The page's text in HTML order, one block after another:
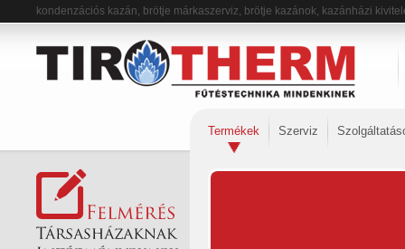
kondenzációs kazán, brötje márkaszerviz, brötje kazánok, kazánházi
Termékek Szerviz